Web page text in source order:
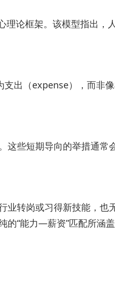
论框架。该模型指出，
支出（expense），而非
这些短期导向的举措通常
业转岗或习得新技能，也
的“能力—薪资”匹配所涵